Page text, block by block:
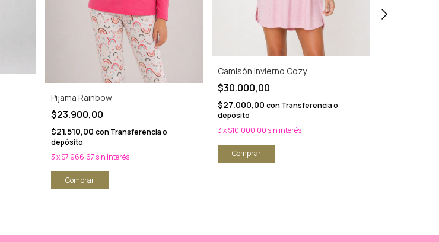
Pijama Rainbow
$23.900,00
$21.510,00 con Transferencia o
depósito
3x$7.966,67 sin interés
Comprar
Camisón Invierno Cozy
$30.000,00
$27.000,00 con Transferencia o
depósito
3x$10.000,00 sin interés
Comprar